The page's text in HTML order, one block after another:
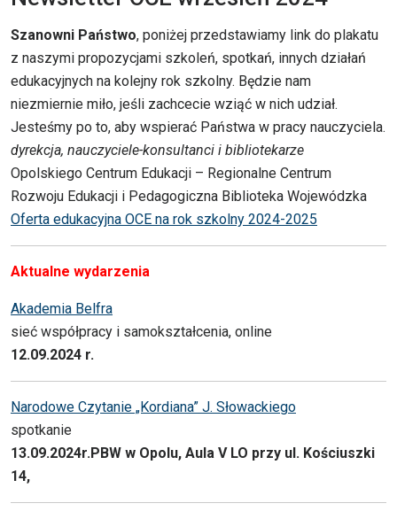
Szanowni Państwo, poniżej przedstawiamy link do plakatu
z naszymi propozycjami szkoleń, spotkań, innych działań
edukacyjnych na kolejny rok szkolny. Będzie nam
niezmiernie miło, jeśli zachcecie wziąć w nich udział.
Jesteśmy po to, aby wspierać Państwa w pracy nauczyciela.
dyrekcja, nauczyciele-konsultanci i bibliotekarze
Opolskiego Centrum Edukacji – Regionalne Centrum
Rozwoju Edukacji i Pedagogiczna Biblioteka Wojewódzka
Oferta edukacyjna OCE na rok szkolny 2024-2025
Aktualne wydarzenia
Akademia Belfra
sieć współpracy i samokształcenia, online
12.09.2024 r.
Narodowe Czytanie „Kordiana” J. Słowackiego
spotkanie
13.09.2024r.PBW w Opolu, Aula V LO przy ul. Kościuszki
14,